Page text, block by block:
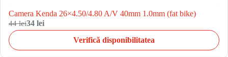
Camera Kenda 26×4.50/4.80 A/V 40mm 1.0mm (fat bike)
44 lei34 lei
Verifică disponibilitatea